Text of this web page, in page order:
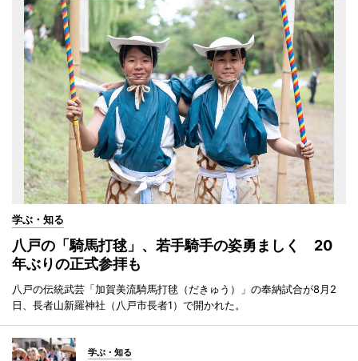
学ぶ・知る
八戸の「騎馬打毬」、若手騎手の姿勇ましく 20
年ぶりの正式参拝も
八戸の伝統武芸「加賀美流騎馬打毬（だきゅう）」の奉納試合が8月2
日、長者山新羅神社（八戸市長者1）で開かれた。
学ぶ・知る